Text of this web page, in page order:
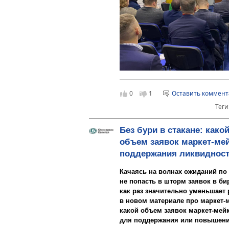
фармацевтики, логистики и
Алексей Антипин стал
инструменты развития
рассказал об облигациях и IPO
предприятий. В ходе дискуссии
современные инструменты
привлекать инвестиции в
а также развитие биржевой
Министерство финансов
промышленной палатой.
«Альтернативные
набирать популярность.
доступны такие долговые
0 1
Оставить
Без бури в стакане: какой
объем заявок маркет-
поддержания
Качаясь на волнах ожиданий
не попасть в шторм заявок в
как раз значительно уменьшает
в новом материале про
какой объем заявок маркет-
для поддержания или